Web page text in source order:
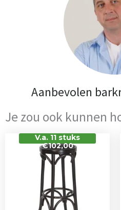
Aanbevolen
Je zou ook kunnen
V.a. 11 stuks
€102,00